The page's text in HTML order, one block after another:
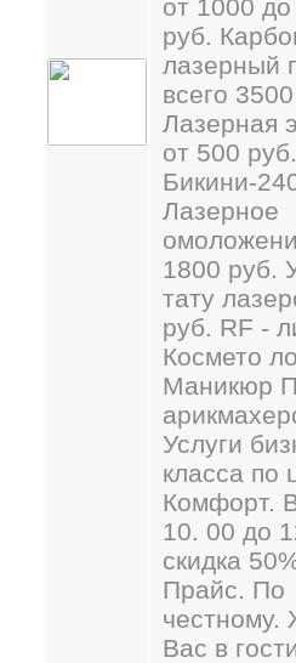
от 1000
руб.
лазерный
всего
Лазерная
от 500 руб.
Бикини-
Лазерное
1800 руб.
тату
руб. RF -
Космето
Маникюр
Услуги
класса по
Комфорт.
10. 00 до
скидка
Прайс. По
честному.
Вас в